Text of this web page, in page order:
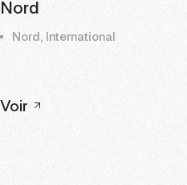
Nord
Nord, International
Voir